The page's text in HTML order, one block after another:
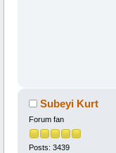
Subeyi Kurt
Forum fan
Posts: 3439